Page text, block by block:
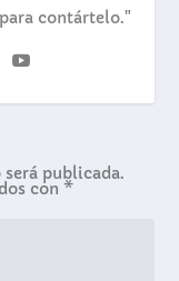
contártelo."
publicada.
con*